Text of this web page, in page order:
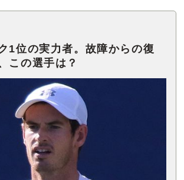
1位の実力者。故障からの復
この選手は？